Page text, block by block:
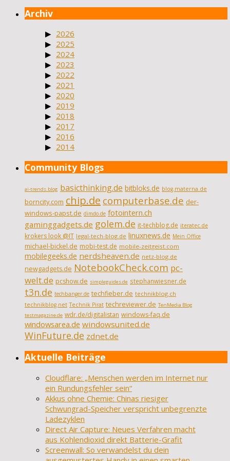
Archiv
2026
2025
2024
2023
2022
2021
2020
2019
2018
2017
2016
2014
Community Blogs
ai-trends.blog basicthinking.de bitbloks.de blog.materna.de
borncity.com chip.de computerbase.de der-
windows-papst.de dimdo.de fotointern.ch
gaminggadgets.de golem.de it-techblog.de iteratec.de
krokers look @IT legal-tech-blog.de linuxnews.de Mein Office
michael-bickel.de mobi-test.de mobile-zeitgeist.com
mobilegeeks.de nerdsheaven.de netz-blog.de
newgadgets.de NotebookCheck.com pc-
welt.de pcshow.de simpleguides.de stephanwiesner.de
t3n.de techbanger.de techfieber.de technikblog.ch
technikblog.net Technik Pirat techreviewer.de TenMedia Blog
testmagazine.de wdr.de/digitalistan windows-faq.de
windowsarea.de windowsunited.de
WinFuture.de zdnet.de
Aktuelle Beiträge
Cloudflare: „Menschen werden im Internet nur
ein Rundungsfehler sein“
Akkus ohne Chemie: Chinas riesiger
Schwungrad-Speicher verspricht unbegrenzte
Ladezyklen
Direct Air Capture: Neues Verfahren macht
aus Kohlendioxid direkt Batterie-Grafit
Screenwall: So verwandelst du dein